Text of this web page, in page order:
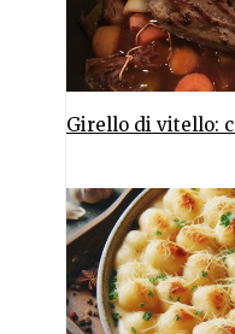
Girello di vitello: